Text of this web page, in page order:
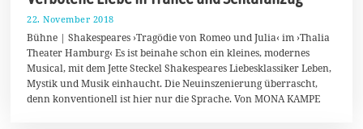
22. November 2018
.
N
o
v
m
Bühne | Shakespeares ›Tragödie von Romeo und Julia‹ im ›Thalia
Theater Hamburg‹ Es ist beinahe schon ein kleines, modernes
Musical, mit dem Jette Steckel Shakespeares Liebesklassiker Leben,
Mystik und Musik einhaucht. Die Neuinszenierung überrascht,
denn konventionell ist hier nur die Sprache. Von MONA KAMPE